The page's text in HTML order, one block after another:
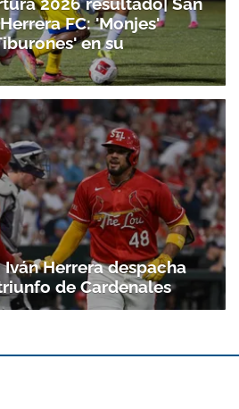
a nuestro boletín.
ACEPTAR
FC: 'Monjes'
en su
Herrera despacha
de Cardenales